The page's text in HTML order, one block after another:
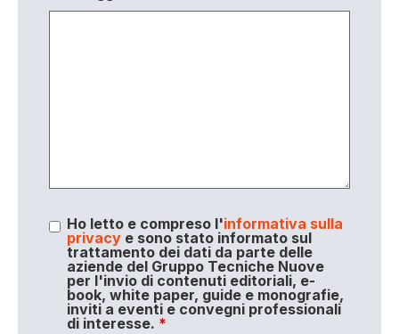
Ho letto e compreso l'informativa sulla
privacye sono stato informato sul
trattamento dei dati da parte delle
aziende del Gruppo Tecniche Nuove
per l'invio di contenuti editoriali, e-
book, white paper, guide e monografie,
inviti a eventi e convegni professionali
di interesse. *